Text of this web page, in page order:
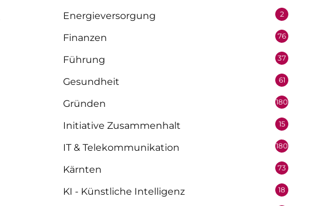
Energieversorgung 2
Finanzen 76
Führung 37
Gesundheit 61
Gründen 180
Initiative Zusammenhalt 15
IT & Telekommunikation 180
Kärnten 73
KI - Künstliche Intelligenz 18